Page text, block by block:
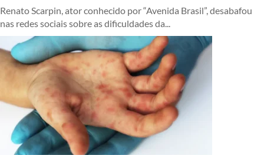
Renato Scarpin, ator conhecido por “Avenida Brasil”, desabafou
nas redes sociais sobre as dificuldades da...